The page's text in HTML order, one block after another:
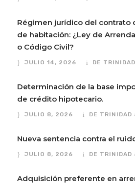
Régimen jurídico del contrato
de habitación: ¿Ley de
o Código Civil?
JULIO 14, 2026 DE
Determinación de la base
de crédito hipotecario.
JULIO 8, 2026 DE TRINIDAD
Nueva sentencia contra el
JULIO 8, 2026 DE TRINIDAD
Adquisición preferente en